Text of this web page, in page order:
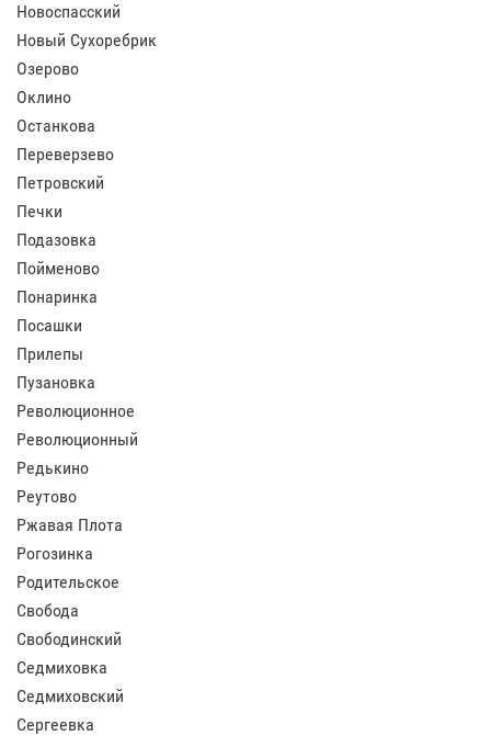
Новоспасский
Новый Сухоребрик
Озерово
Оклино
Останкова
Переверзево
Петровский
Печки
Подазовка
Пойменово
Понаринка
Посашки
Прилепы
Пузановка
Революционное
Революционный
Редькино
Реутово
Ржавая Плота
Рогозинка
Родительское
Свобода
Свободинский
Седмиховка
Седмиховский
Сергеевка